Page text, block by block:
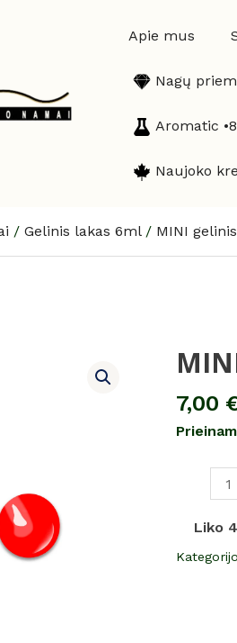
Apie mus
Nagų
Aromatic
Naujoko
/ Gelinis lakas 6ml/ MINI
7,00
MINI
gelinis
Liko 4